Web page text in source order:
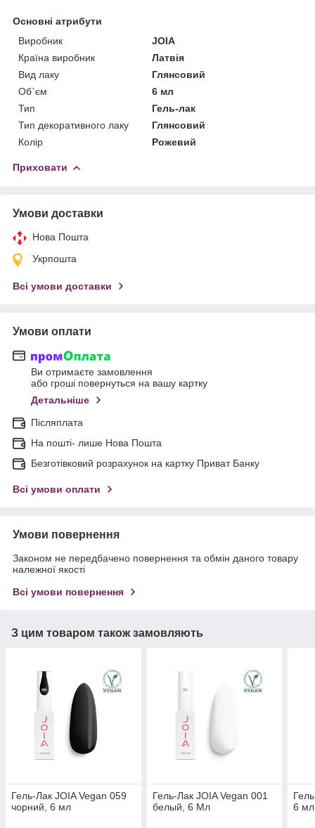
Основні атрибути
Виробник
JOIA
Країна виробник
Латвія
Вид лаку
Глянсовий
Об`єм
6 мл
Тип
Гель-лак
Тип декоративного лаку
Глянсовий
Колір
Рожевий
Приховати
Умови доставки
Нова Пошта
Укрпошта
Всі умови доставки
Умови оплати
Ви отримаєте замовлення
або гроші повернуться на вашу картку
Детальніше
Післяплата
На пошті- лише Нова Пошта
Безготівковий розрахунок на картку Приват Банку
Всі умови оплати
Умови повернення
Законом не передбачено повернення та обмін даного товару
належної якості
Всі умови повернення
З цим товаром також замовляють
Гель-Лак JOIA Vegan 059
чорний, 6 мл
Гель-Лак JOIA Vegan 001
белый, 6 Мл
6 мл